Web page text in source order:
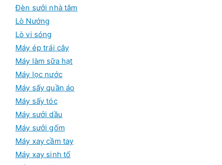
Đèn sưởi nhà tắm
Lò Nướng
Lò vi sóng
Máy ép trái cây
Máy làm sữa hạt
Máy lọc nước
Máy sấy quần áo
Máy sấy tóc
Máy sưởi dầu
Máy sưởi gốm
Máy xay cầm tay
Máy xay sinh tố